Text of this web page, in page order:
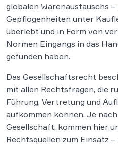
globalen Warenaustauschs
Gepflogenheiten unter
überlebt und in Form von
Normen Eingangs in das
gefunden haben.
Das Gesellschaftsrecht
mit allen Rechtsfragen, die
Führung, Vertretung und
aufkommen können. Je
Gesellschaft, kommen hier
Rechtsquellen zum Einsatz